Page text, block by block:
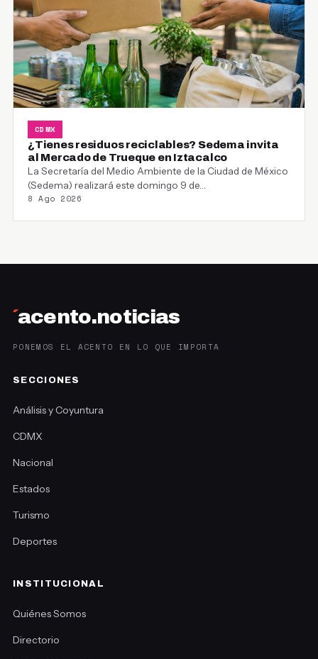
CDMX
¿Tienes residuos reciclables? Sedema invita
al Mercado de Trueque en Iztacalco
La Secretaría del Medio Ambiente de la Ciudad de México
(Sedema) realizará este domingo 9 de…
8 Ago 2026
´acento.noticias
PONEMOS EL ACENTO EN LO QUE IMPORTA
SECCIONES
Análisis y Coyuntura
CDMX
Nacional
Estados
Turismo
Deportes
INSTITUCIONAL
Quiénes Somos
Directorio